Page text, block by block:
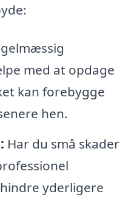
med at opdage
kan forebygge
hen.
Har du små skader
yderligere